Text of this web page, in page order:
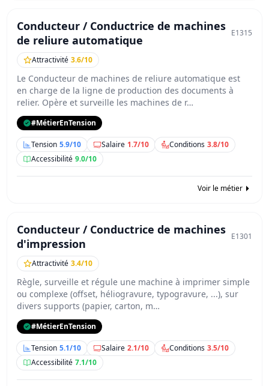
Conducteur / Conductrice de machines
de reliure automatique
E1315
Attractivité 3.6/10
Le Conducteur de machines de reliure automatique est
en charge de la ligne de production des documents à
relier. Opère et surveille les machines de r…
#MétierEnTension
Tension 5.9/10 Salaire 1.7/10 Conditions 3.8/10
Accessibilité 9.0/10
Voir le métier
Conducteur / Conductrice de machines
d'impression
E1301
Attractivité 3.4/10
Règle, surveille et régule une machine à imprimer simple
ou complexe (offset, héliogravure, typogravure, ...), sur
divers supports (papier, carton, m…
#MétierEnTension
Tension 5.1/10 Salaire 2.1/10 Conditions 3.5/10
Accessibilité 7.1/10